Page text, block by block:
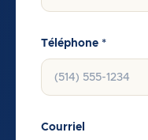
Téléphone *
Courriel